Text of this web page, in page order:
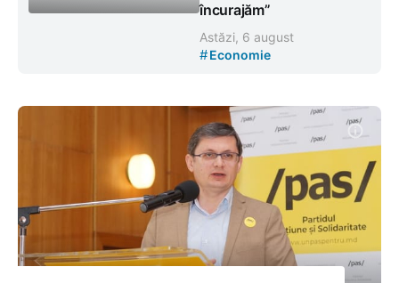
încurajăm”
Astăzi, 6 august
#Economie